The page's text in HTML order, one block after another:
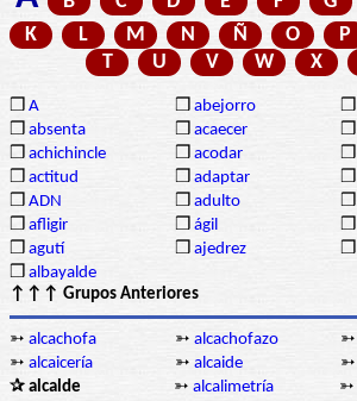
K
L M N Ñ O P
T
U V W X
❒ A ❒ abejorro ❒
❒ absenta ❒ acaecer ❒
❒ achichincle ❒ acodar ❒
❒ actitud ❒ adaptar ❒
❒ ADN ❒ adulto ❒
❒ afligir ❒ ágil ❒
❒ agutí ❒ ajedrez ❒
❒ albayalde
↑↑↑ Grupos Anteriores
➳ alcachofa ➳ alcachofazo ➳
➳ alcaicería ➳ alcaide ➳
✰ alcalde
➳ alcalimetría ➳